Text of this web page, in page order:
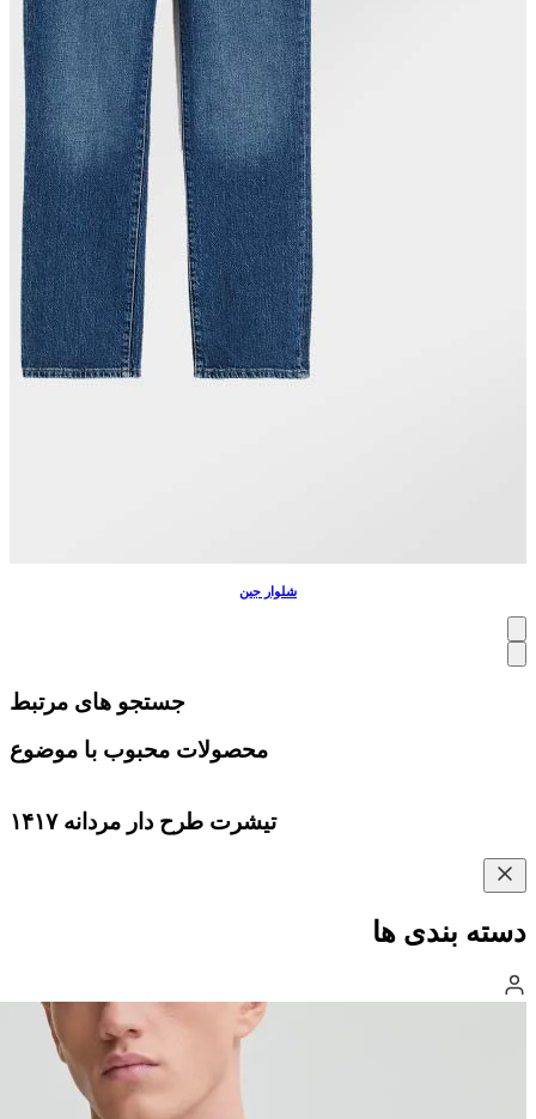
شلوار جین
جستجو های مرتبط
محصولات محبوب با موضوع
تیشرت طرح دار مردانه ۱۴۱۷
دسته بندی ها